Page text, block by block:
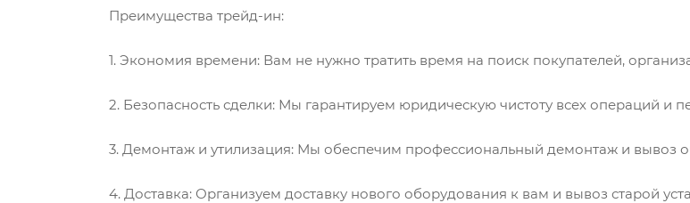
Преимущества трейд-ин:
1. Экономия времени: Вам не нужно тратить время на поиск покупателей,
2. Безопасность сделки: Мы гарантируем юридическую чистоту всех операций и
3. Демонтаж и утилизация: Мы обеспечим профессиональный демонтаж и вывоз
4. Доставка: Организуем доставку нового оборудования к вам и вывоз старой